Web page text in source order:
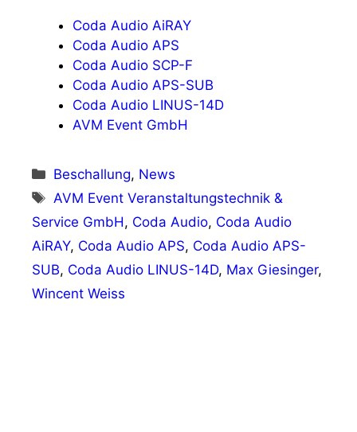
Coda Audio AiRAY
Coda Audio APS
Coda Audio SCP-F
Coda Audio APS-SUB
Coda Audio LINUS-14D
AVM Event GmbH
Kategorien
Beschallung, News
Schlagwörter
AVM Event Veranstaltungstechnik &
Service GmbH, Coda Audio, Coda Audio
AiRAY, Coda Audio APS, Coda Audio APS-
SUB, Coda Audio LINUS-14D, Max Giesinger,
Wincent Weiss